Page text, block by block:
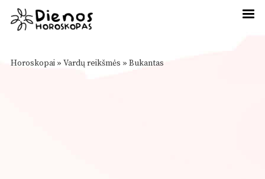
Horoskopai » Vardų reikšmės » Bukantas